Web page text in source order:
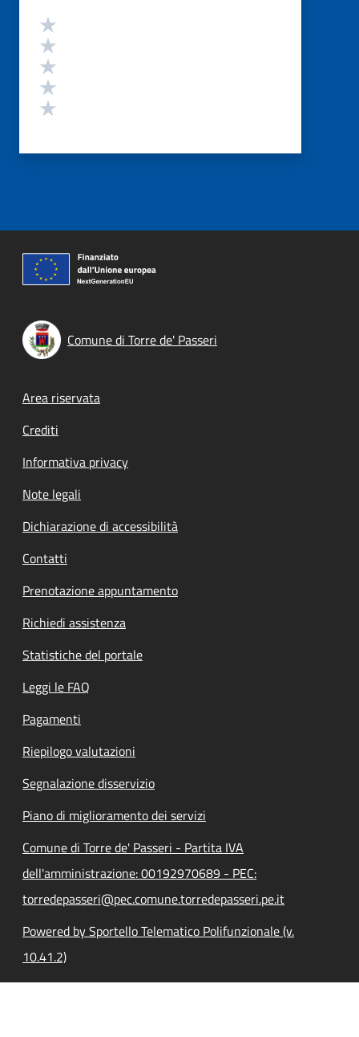
Valutazione
Comune di Torre de' Passeri
Footer menu
Area riservata
Crediti
Informativa privacy
Note legali
Dichiarazione di accessibilità
Contatti
Prenotazione appuntamento
Richiedi assistenza
Statistiche del portale
Leggi le FAQ
Pagamenti
Riepilogo valutazioni
Segnalazione disservizio
Piano di miglioramento dei servizi
Comune di Torre de' Passeri - Partita IVA
dell'amministrazione: 00192970689 - PEC:
torredepasseri@pec.comune.torredepasseri.pe.it
Powered by Sportello Telematico Polifunzionale (v.
10.41.2)